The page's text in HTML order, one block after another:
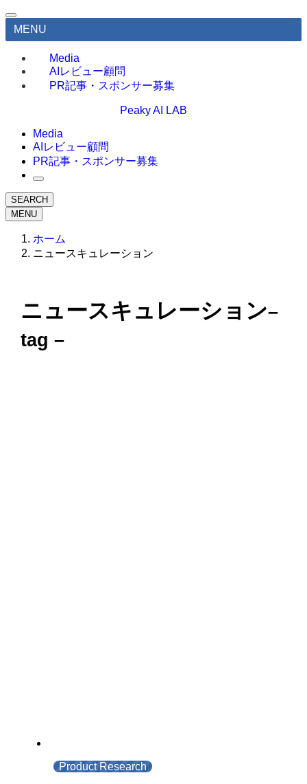
MENU
Media
AIレビュー顧問
PR記事・スポンサー募集
Peaky AI LAB
Media
AIレビュー顧問
PR記事・スポンサー募集
SEARCH
MENU
ホーム
ニュースキュレーション
ニュースキュレーション–
tag –
Product Research